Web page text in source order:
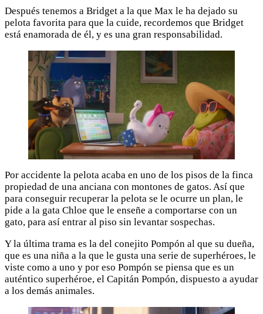
Después tenemos a Bridget a la que Max le ha dejado su
pelota favorita para que la cuide, recordemos que Bridget
está enamorada de él, y es una gran responsabilidad.
Por accidente la pelota acaba en uno de los pisos de la finca
propiedad de una anciana con montones de gatos. Así que
para conseguir recuperar la pelota se le ocurre un plan, le
pide a la gata Chloe que le enseñe a comportarse con un
gato, para así entrar al piso sin levantar sospechas.
Y la última trama es la del conejito Pompón al que su dueña,
que es una niña a la que le gusta una serie de superhéroes, le
viste como a uno y por eso Pompón se piensa que es un
auténtico superhéroe, el Capitán Pompón, dispuesto a ayudar
a los demás animales.